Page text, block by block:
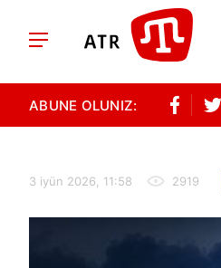
ABUNE OLUNIZ:
3 iyün 2026, 11:58 2919